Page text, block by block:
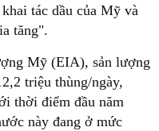
tác dầu của Mỹ và
tăng".
Mỹ (EIA), sản lượng
triệu thùng/ngày,
thời điểm đầu năm
này đang ở mức